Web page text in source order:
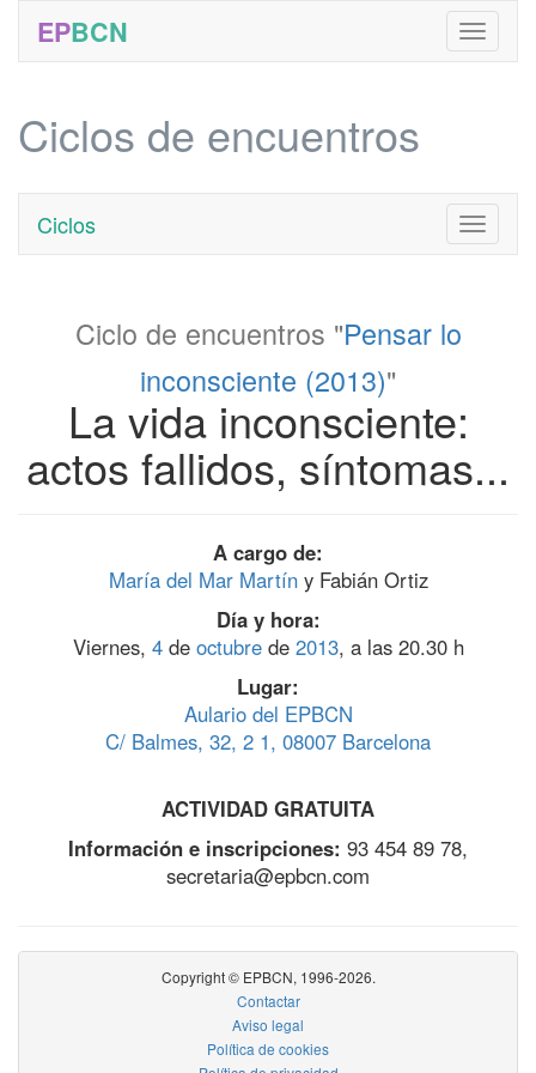
EPBCN
Ciclos de encuentros
Toggle
Ciclos
Ciclo de encuentros "Pensar lo
inconsciente (2013)"
La vida inconsciente:
actos fallidos, síntomas...
A cargo de:
María del Mar Martíny Fabián Ortiz
Día y hora:
Viernes, 4de octubrede 2013, a las 20.30 h
Lugar:
Aulario del EPBCN
C/ Balmes, 32, 2 1, 08007 Barcelona
ACTIVIDAD GRATUITA
Información e inscripciones: 93 454 89 78,
secretaria@epbcn.com
Copyright © EPBCN, 1996-2026.
Contactar
Aviso legal
Política de cookies